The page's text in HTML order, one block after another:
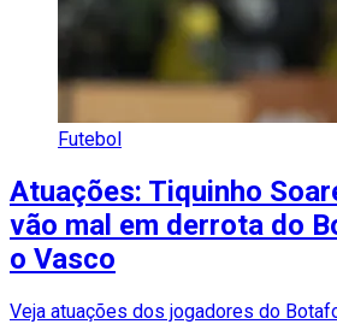
Futebol
Atuações: Tiquinho
vão mal em derrota do
o Vasco
Veja atuações dos jogadores do